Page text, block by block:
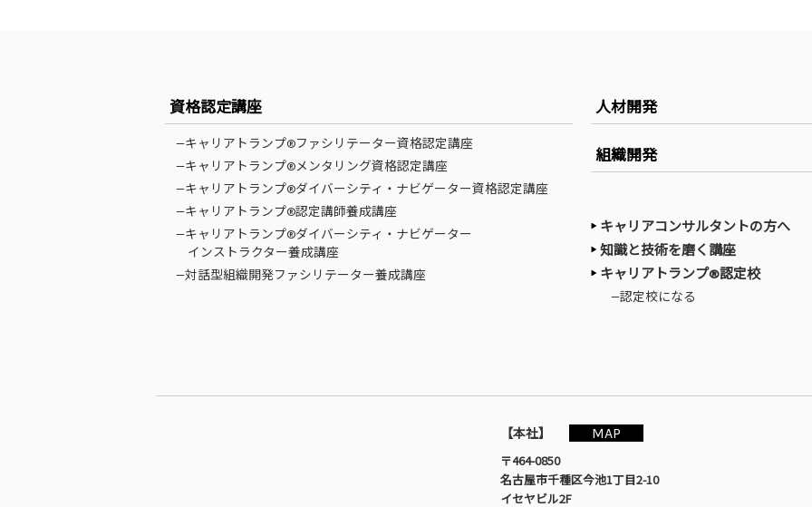
資格認定講座
—キャリアトランプ®ファシリテーター資格認定講座
—キャリアトランプ®メンタリング資格認定講座
—キャリアトランプ®ダイバーシティ・ナビゲーター資格認定講座
—キャリアトランプ®認定講師養成講座
—キャリアトランプ®ダイバーシティ・ナビゲーター
インストラクター養成講座
—対話型組織開発ファシリテーター養成講座
人材開発
組織開発
キャリアコンサルタントの方へ
知識と技術を磨く講座
キャリアトランプ®認定校
—認定校になる
【本社】
MAP
〒464-0850
名古屋市千種区今池1丁目2-10
イセヤビル2F